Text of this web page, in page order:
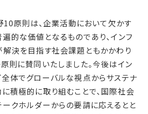
ガバナンス
ンス
メント
ティ
ータ
原則は、企業活動において欠かす
的な価値となるものであり、インフ
解決を目指す社会課題ともかかわり
則に賛同いたしました。今後はイン
全体でグローバルな視点からサステナ
積極的に取り組むことで、国際社会
クホルダーからの要請に応えるとと